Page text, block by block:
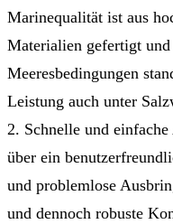
Marinequalität ist aus
Materialien gefertigt und
Meeresbedingungen
Leistung auch unter
2. Schnelle und
über ein
und problemlose
und dennoch robuste